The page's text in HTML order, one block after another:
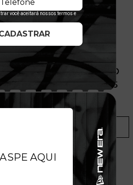
DÍSPONÍVEL NO
A DISPONIBILIDADE NAS
LOJAS
A LISTA DE DESEJOS